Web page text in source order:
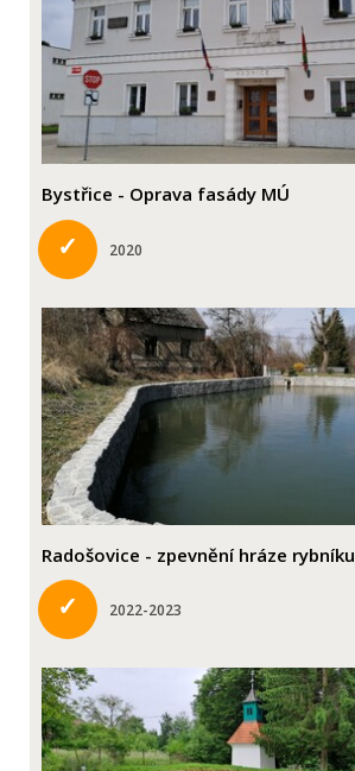
Bystřice - Oprava fasády MÚ
✓ 2020
Radošovice - zpevnění hráze rybníku
✓ 2022-2023